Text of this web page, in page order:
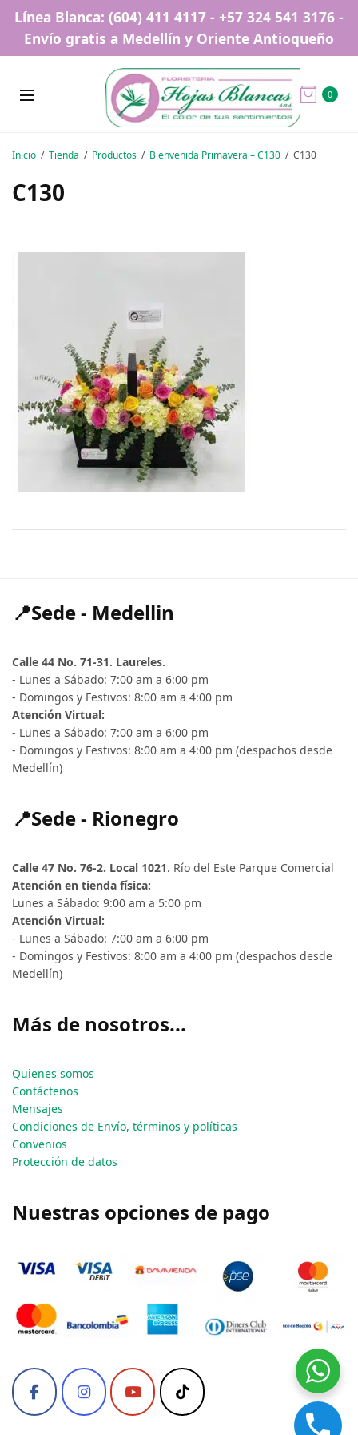
Línea Blanca: (604) 411 4117 - +57 324 541 3176 -
Envío gratis a Medellín y Oriente Antioqueño
0
Inicio Tienda Productos Bienvenida Primavera – C130 C130
C130
📍Sede - Medellin
Calle 44 No. 71-31. Laureles.
- Lunes a Sábado: 7:00 am a 6:00 pm
- Domingos y Festivos: 8:00 am a 4:00 pm
Atención Virtual:
- Lunes a Sábado: 7:00 am a 6:00 pm
- Domingos y Festivos: 8:00 am a 4:00 pm (despachos desde
Medellín)
📍Sede - Rionegro
Calle 47 No. 76-2. Local 1021. Río del Este Parque Comercial
Atención en tienda física:
Lunes a Sábado: 9:00 am a 5:00 pm
Atención Virtual:
- Lunes a Sábado: 7:00 am a 6:00 pm
- Domingos y Festivos: 8:00 am a 4:00 pm (despachos desde
Medellín)
Más de nosotros...
Quienes somos
Contáctenos
Mensajes
Condiciones de Envío, términos y políticas
Convenios
Protección de datos
Nuestras opciones de pago